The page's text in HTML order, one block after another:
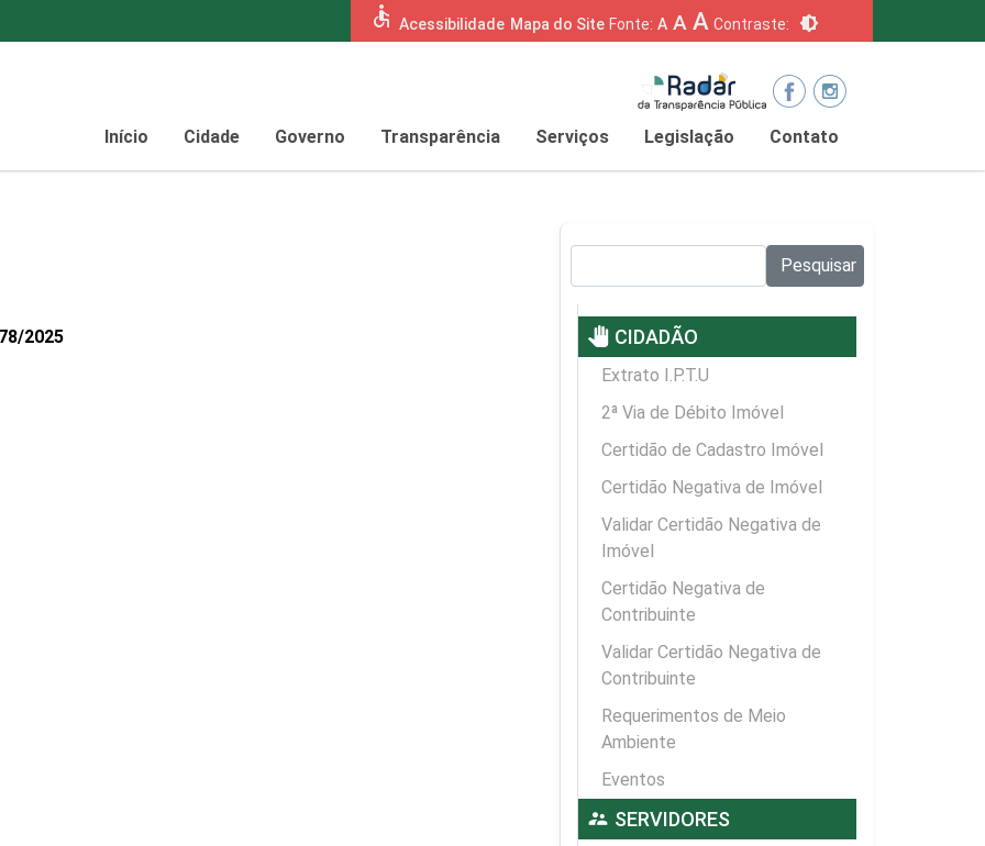
accessible Acessibilidade Mapa do Site Fonte: A A A Contraste: brightness_6
Início Cidade Governo Transparência Serviços Legislação Contato
2025
Pesquisar
pan_tool CIDADÃO
Extrato I.P.T.U
2ª Via de Débito Imóvel
Certidão de Cadastro Imóvel
Certidão Negativa de Imóvel
Validar Certidão Negativa de
Imóvel
Certidão Negativa de
Contribuinte
Validar Certidão Negativa de
Contribuinte
Requerimentos de Meio
Ambiente
Eventos
supervisor_account SERVIDORES